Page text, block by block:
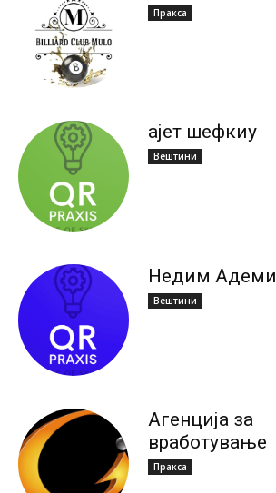
Пракса
ајет шефкиу
Вештини
Недим Адеми
Вештини
Агенција за
вработување
Пракса